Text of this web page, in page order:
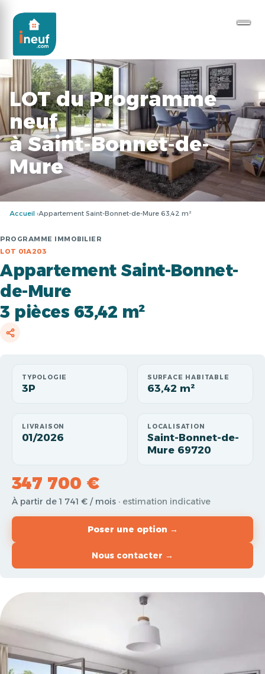
LOT du Programme
neuf
à Saint-Bonnet-de-
Mure
Accueil Appartement Saint-Bonnet-de-Mure 63,42 m²
PROGRAMME IMMOBILIER
LOT 01A203
Appartement Saint-Bonnet-
de-Mure
3 pièces 63,42 m²
TYPOLOGIE
3P
SURFACE HABITABLE
63,42 m²
LIVRAISON
01/2026
LOCALISATION
Saint-Bonnet-de-
Mure 69720
347 700 €
À partir de 1 741 € / mois · estimation indicative
Poser une option →
Nous contacter →